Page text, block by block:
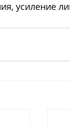
усиление